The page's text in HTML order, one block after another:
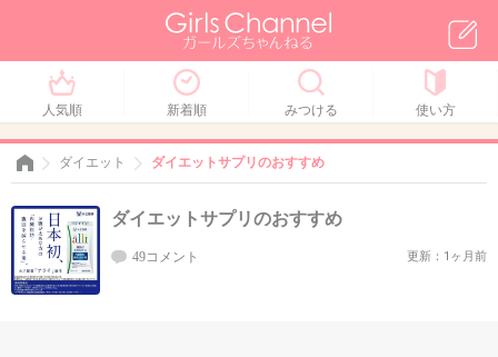
人気順 新着順 みつける 使い方
ダイエット ダイエットサプリのおすすめ
ダイエットサプリのおすすめ
49コメント 更新：1ヶ月前